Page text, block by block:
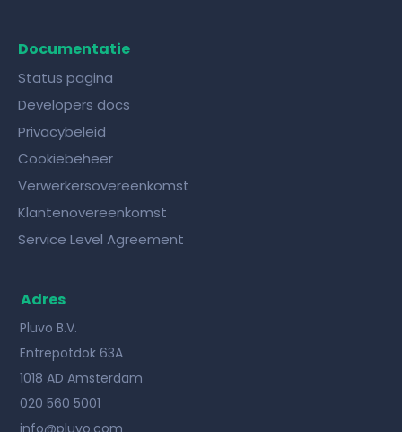
Documentatie
Status pagina
Developers docs
Privacybeleid
Cookiebeheer
Verwerkersovereenkomst
Klantenovereenkomst
Service Level Agreement
Adres
Pluvo B.V.
Entrepotdok 63A
1018 AD Amsterdam
020 560 5001